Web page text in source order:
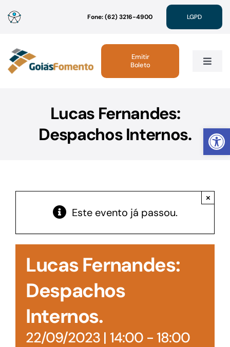
Abrir
para
conteúdo
Fone: (62) 3216-4900 LGPD
Toggle
Linhas de Crédito
Acesso à Informação
Emitir
Boleto
Lucas Fernandes:
Despachos Internos.
Este evento já passou.
×
Lucas Fernandes:
Despachos
Internos.
22/09/2023 | 14:00- 18:00